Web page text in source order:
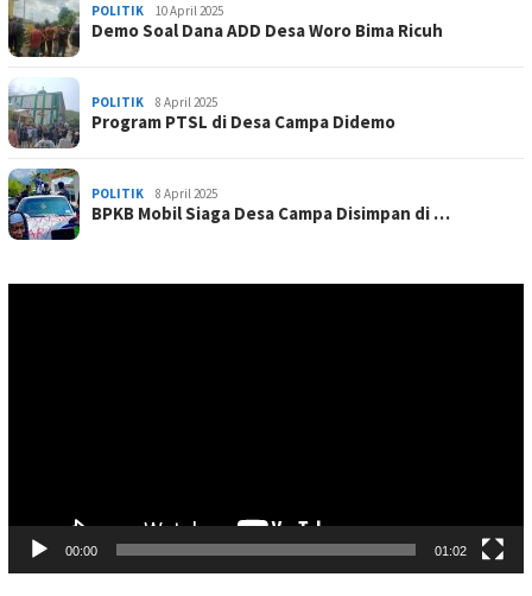
POLITIK 10 April 2025
Demo Soal Dana ADD Desa Woro Bima Ricuh
POLITIK 8 April 2025
Program PTSL di Desa Campa Didemo
POLITIK 8 April 2025
BPKB Mobil Siaga Desa Campa Disimpan di …
00:00 01:02